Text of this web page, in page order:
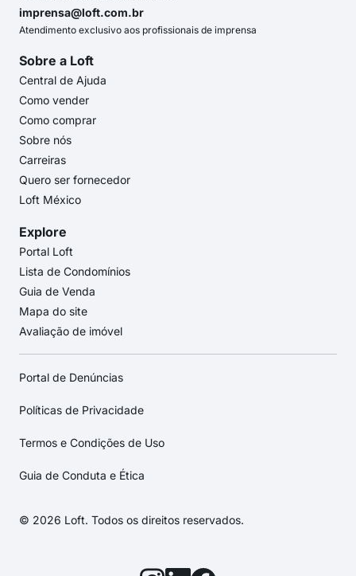
imprensa@loft.com.br
Atendimento exclusivo aos profissionais de imprensa
Sobre a Loft
Central de Ajuda
Como vender
Como comprar
Sobre nós
Carreiras
Quero ser fornecedor
Loft México
Explore
Portal Loft
Lista de Condomínios
Guia de Venda
Mapa do site
Avaliação de imóvel
Portal de Denúncias
Políticas de Privacidade
Termos e Condições de Uso
Guia de Conduta e Ética
© 2026 Loft. Todos os direitos reservados.